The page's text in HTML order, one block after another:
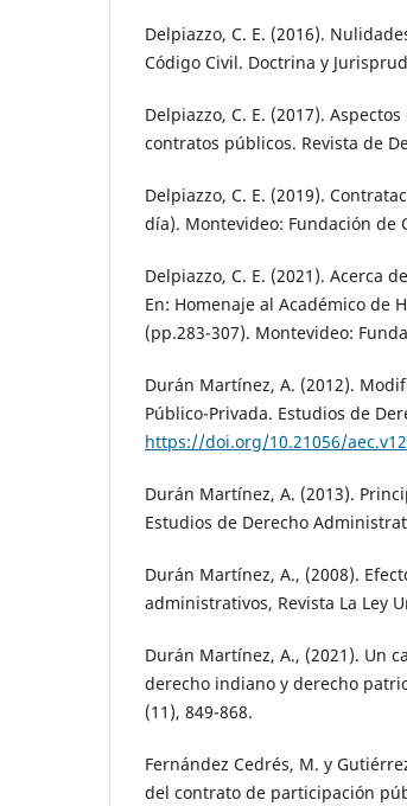
Delpiazzo, C. E. (2016).
Código Civil. Doctrina y
Delpiazzo, C. E. (2017).
contratos públicos. Revista de
Delpiazzo, C. E. (2019).
día). Montevideo: Fundación
Delpiazzo, C. E. (2021). Acerca
En: Homenaje al Académico de
(pp.283-307). Montevideo:
Durán Martínez, A. (2012).
Público-Privada. Estudios de
https://doi.org/10.21056/
Durán Martínez, A. (2013).
Estudios de Derecho
Durán Martínez, A., (2008).
administrativos, Revista La Ley
Durán Martínez, A., (2021). Un
derecho indiano y derecho
(11), 849-868.
Fernández Cedrés, M. y
del contrato de participación